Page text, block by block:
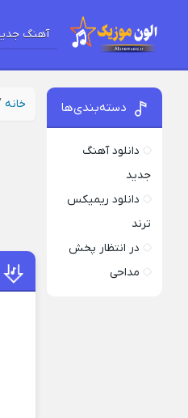
آهنگ
خانه دسته‌بندی‌ها
دانلود آهنگ
جدید
دانلود ریمیکس
ترند
در انتظار پخش
مداحی